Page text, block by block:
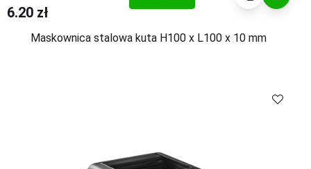
6.20 zł
Maskownica stalowa kuta H100 x L100 x 10 mm